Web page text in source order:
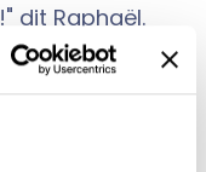
dit Raphaël.
année 700
où